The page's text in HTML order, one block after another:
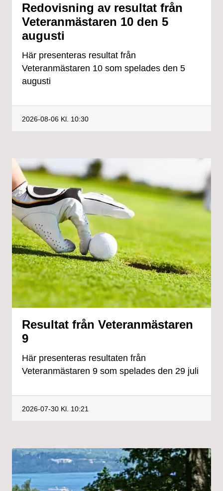
Redovisning av resultat från
Veteranmästaren 10 den 5
augusti
Här presenteras resultat från
Veteranmästaren 10 som spelades den 5
augusti
2026-08-06 Kl. 10:30
Resultat från Veteranmästaren
9
Här presenteras resultaten från
Veteranmästaren 9 som spelades den 29 juli
2026-07-30 Kl. 10:21